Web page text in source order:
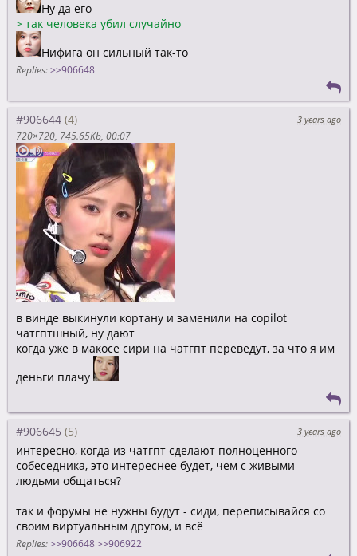
Ну да его
> так человека убил случайно
Нифига он сильный так-то
Replies: >>906648
#906644
3 years ago
720×720 745.65Kb 00:07
в винде выкинули кортану и заменили на copilot
чатгптшный, ну дают
когда уже в макосе сири на чатгпт переведут, за что я им
деньги плачу
#906645 3 years ago
интересно, когда из чатгпт сделают полноценного
собеседника, это интереснее будет, чем с живыми
людьми общаться?
так и форумы не нужны будут - сиди, переписывайся со
своим виртуальным другом, и всё
Replies: >>906648 >>906922